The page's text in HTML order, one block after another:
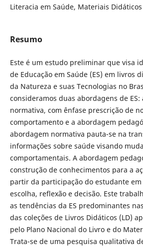
Literacia em Saúde, Materiais Didáticos
Resumo
Este é um estudo preliminar que visa
de Educação em Saúde (ES) em livros
da Natureza e suas Tecnologias no
consideramos duas abordagens de ES:
normativa, com ênfase prescrição de
comportamento e a abordagem
abordagem normativa pauta-se na
informações sobre saúde visando
comportamentais. A abordagem
construção de conhecimentos para a
partir da participação do estudante em
escolha, reflexão e decisão. Este
as tendências da ES predominantes
das coleções de Livros Didáticos (LD)
pelo Plano Nacional do Livro e do
Trata-se de uma pesquisa qualitativa